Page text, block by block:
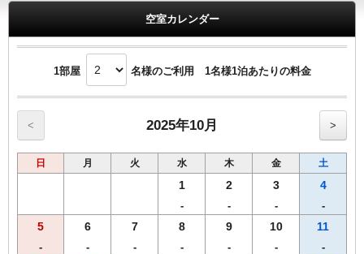
空室カレンダー
1部屋 名様のご利用 1名様1泊あたりの料金
< 2025年10月 >
日 月 火 水 木 金 土
1
-
2
-
3
-
4
-
5
-
6
-
7
-
8
-
9
-
10
-
11
-